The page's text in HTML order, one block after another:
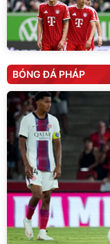
BÓNG ĐÁ PHÁP